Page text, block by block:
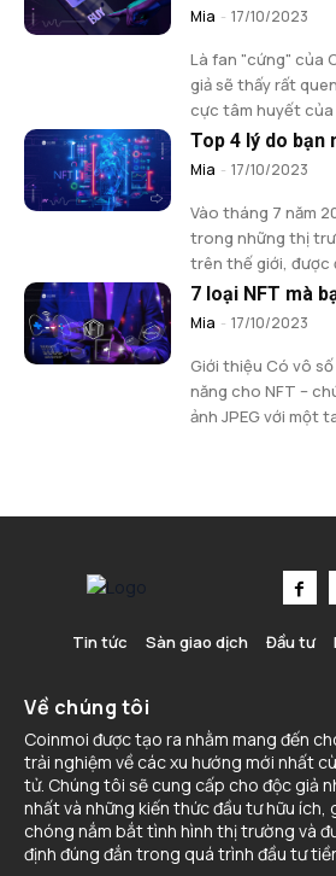
Mia - 17/10/2023
Là fan "cứng" của
giả sẽ thấy rất
cực tâm huyết của
Top 4 lý do bạn
Mia - 17/10/2023
Vào tháng 7 năm
trong những thị
trên thế giới, được
7 loại NFT mà
Mia - 17/10/2023
Giới thiệu Có vô
năng cho NFT –
ảnh JPEG với một
Tin tức Sàn giao dịch Đầu tư
Về chúng tôi
Coinmoi được tạo ra nhằm mang đến
trải nghiệm về các xu hướng mới nhất
tử. Chúng tôi sẽ cung cấp cho độc giả
nhất và những kiến thức đầu tư hữu ích,
chóng nắm bắt tình hình thị trường và
định đúng đắn trong quá trình đầu tư